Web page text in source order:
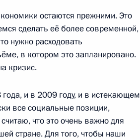
остаются прежними. Это
сделать её более современной,
нужно расходовать
в котором это запланировано.
кризис.
и в 2009 году, и в истекающем
все социальные позиции,
что это очень важно для
стране. Для того, чтобы наши